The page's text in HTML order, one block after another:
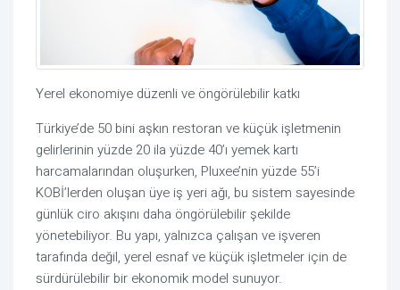
Yerel ekonomiye düzenli ve öngörülebilir katkı
Türkiye’de 50 bini aşkın restoran ve küçük işletmenin
gelirlerinin yüzde 20 ila yüzde 40’ı yemek kartı
harcamalarından oluşurken, Pluxee’nin yüzde 55’i
KOBİ’lerden oluşan üye iş yeri ağı, bu sistem sayesinde
günlük ciro akışını daha öngörülebilir şekilde
yönetebiliyor. Bu yapı, yalnızca çalışan ve işveren
tarafında değil, yerel esnaf ve küçük işletmeler için de
sürdürülebilir bir ekonomik model sunuyor.